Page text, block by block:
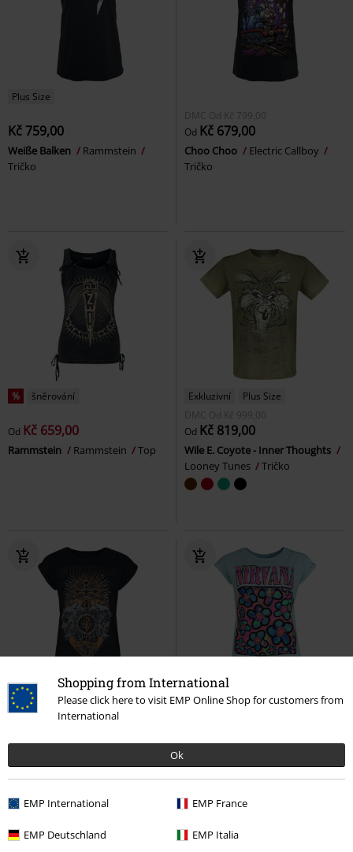
Shopping from International
Please click here to visit EMP Online Shop for customers from
International
Ok
EMP International EMP France
EMP Deutschland EMP Italia
Plus Size
Kč 759,00
Weiße Balken
Rammstein
Tričko
DMC Od Kč 799,00
Od Kč 679,00
Choo Choo
Electric Callboy
Tričko
% šněrování
Od Kč 659,00
Rammstein Rammstein Top
Exkluzivní
Plus Size
DMC Od Kč 999,00
Od Kč 819,00
Wile E. Coyote - Inner Thoughts
Looney Tunes
Tričko
%
Crest Wolves
Tričko
%
Tričko